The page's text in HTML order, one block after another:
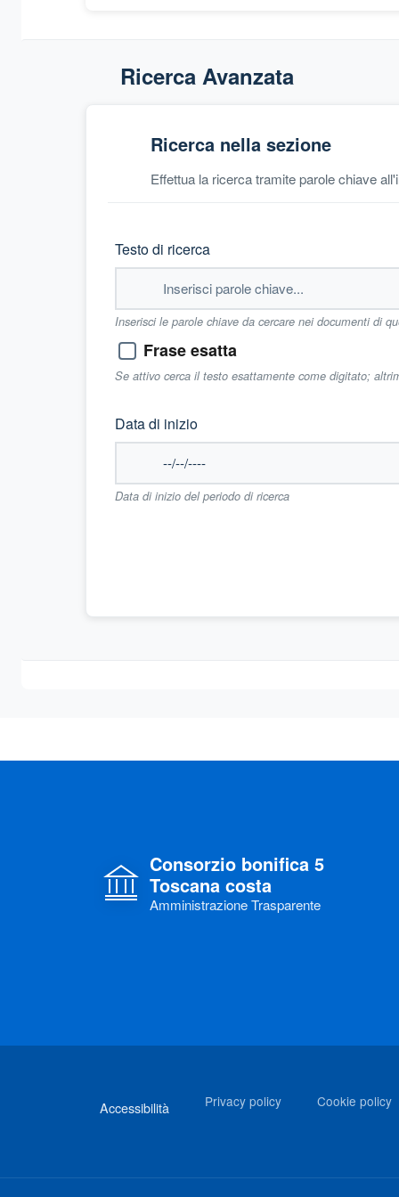
Ricerca Avanzata
Ricerca nella sezione
Effettua la ricerca tramite parole chiave
Testo di ricerca
Inserisci le parole chiave da cercare nei documenti di
Frase esatta
Se attivo cerca il testo esattamente come digitato;
Data di inizio
Data di inizio del periodo di ricerca
Consorzio bonifica 5
Toscana costa
Amministrazione Trasparente
Accessibilità Privacy policy Cookie policy